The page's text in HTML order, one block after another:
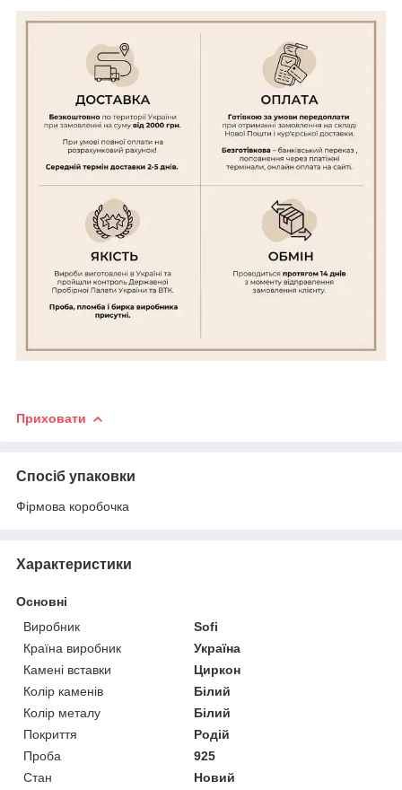
Приховати
Спосіб упаковки
Фірмова коробочка
Характеристики
Основні
Виробник
Sofi
Країна виробник
Україна
Камені вставки
Циркон
Колір каменів
Білий
Колір металу
Білий
Покриття
Родій
Проба
925
Стан
Новий